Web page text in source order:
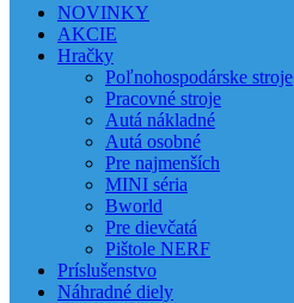
NOVINKY
AKCIE
Hračky
Poľnohospodárske stroje
Pracovné stroje
Autá nákladné
Autá osobné
Pre najmenších
MINI séria
Bworld
Pre dievčatá
Pištole NERF
Príslušenstvo
Náhradné diely